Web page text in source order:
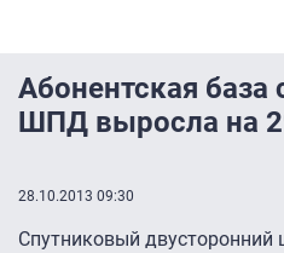
Абонентская база
ШПД выросла на
28.10.2013 09:30
Спутниковый